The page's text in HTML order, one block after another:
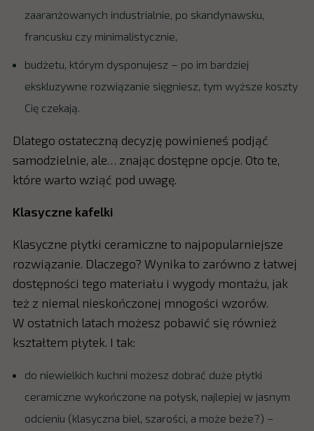
zaaranżowanych industrialnie, po skandynawsku,
francusku czy minimalistycznie,
budżetu, którym dysponujesz – po im bardziej
ekskluzywne rozwiązanie sięgniesz, tym wyższe koszty
Cię czekają.
Dlatego ostateczną decyzję powinieneś podjąć
samodzielnie, ale… znając dostępne opcje. Oto te,
które warto wziąć pod uwagę.
Klasyczne kafelki
Klasyczne płytki ceramiczne to najpopularniejsze
rozwiązanie. Dlaczego? Wynika to zarówno z łatwej
dostępności tego materiału i wygody montażu, jak
też z niemal nieskończonej mnogości wzorów.
W ostatnich latach możesz pobawić się również
kształtem płytek. I tak:
do niewielkich kuchni możesz dobrać duże płytki
ceramiczne wykończone na połysk, najlepiej w jasnym
odcieniu (klasyczna biel, szarości, a może beże?) –